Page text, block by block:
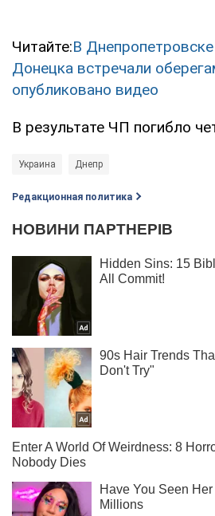
Читайте:В
Донецка встречали
опубликовано видео
В результате ЧП погибло
Украина Днепр
Редакционная политика